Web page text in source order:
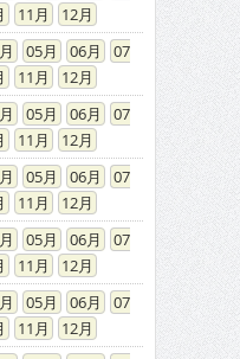
11
12
05 06
07
11
12
05 06
07
11
12
05 06
07
11
12
05 06
07
11
12
05 06
07
11
12